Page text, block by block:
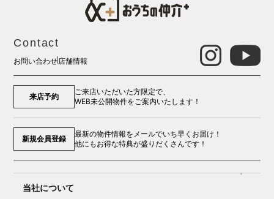
Contact
お問い合わせ 店舗情報
来店予約
ご来店いただいた方限定で、
WEB未公開物件をご案内いたします！
新規会員登録
最新の物件情報をメールでいち早くお届け！
他にもお得な特典が盛りだくさんです！
当社について